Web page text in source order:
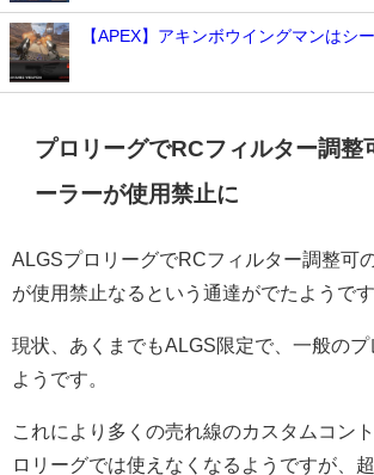
【APEX】アキンボウイングマンはシ
プロリーグでRCフィルター調整
ーラーが使用禁止に
ALGSプロリーグでRCフィルター調整可
が使用禁止なるという通達がでたようです
現状、あくまでもALGS限定で、一般の
ようです。
これにより多くの売れ線のカスタムコン
ロリーグでは使えなくなるようですが、